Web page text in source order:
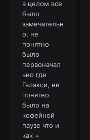
в целом все
было
замечательн
о, не
понятно
было
первоначал
ьно где
Галакси, не
понятно
было на
кофейной
паузе что и
как +